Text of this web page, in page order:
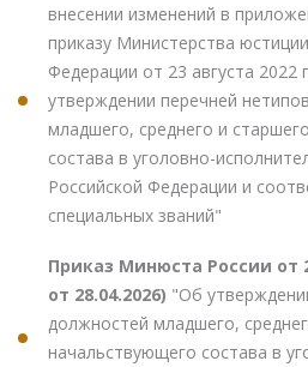
внесении изменений в
приказу Министерства
Федерации от 23 августа 2022
утверждении перечней
младшего, среднего и
состава в уголовно-
Российской Федерации и
специальных званий"
Приказ Минюста России от
от 28.04.2026) "Об
должностей младшего,
начальствующего состава в